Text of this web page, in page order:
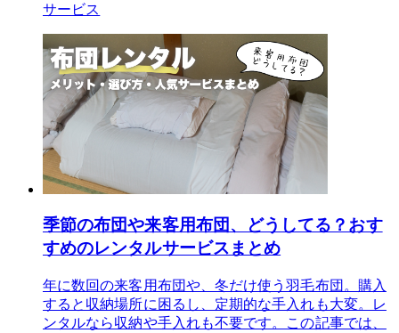
サービス
季節の布団や来客用布団、どうしてる？おす
すめのレンタルサービスまとめ
年に数回の来客用布団や、冬だけ使う羽毛布団。購入
すると収納場所に困るし、定期的な手入れも大変。レ
ンタルなら収納や手入れも不要です。この記事では、